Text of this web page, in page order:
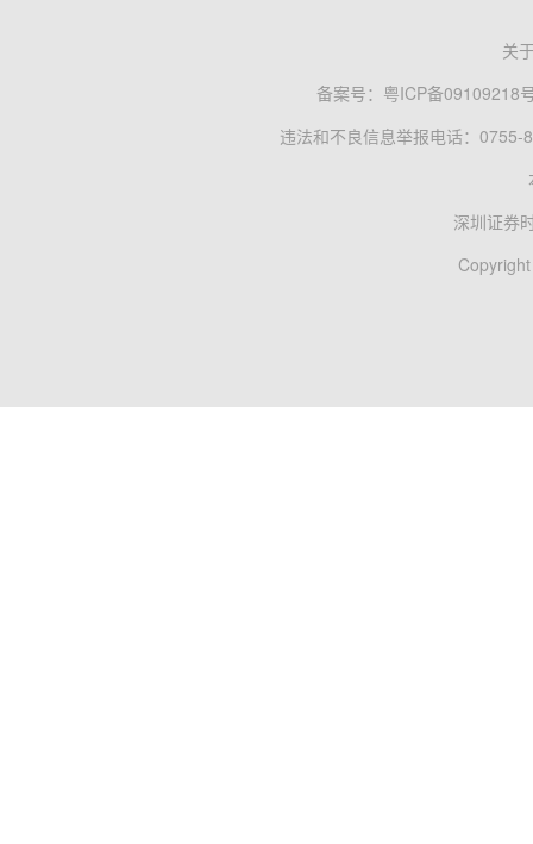
关
备案号： 粤ICP备09109218
违法和不良信息举报电话：0755-
深圳证券